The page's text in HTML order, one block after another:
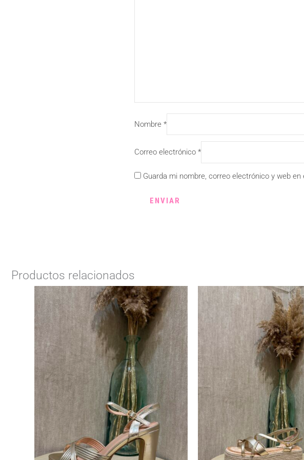
Nombre *
Correo electrónico *
Guarda mi nombre, correo electrónico y web
Productos relacionados